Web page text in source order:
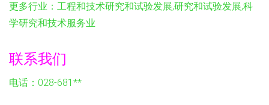
更多行业： 工程和技术研究和试验发展,研究和试验发展,科
学研究和技术服务业
联系我们
电话：028-681**